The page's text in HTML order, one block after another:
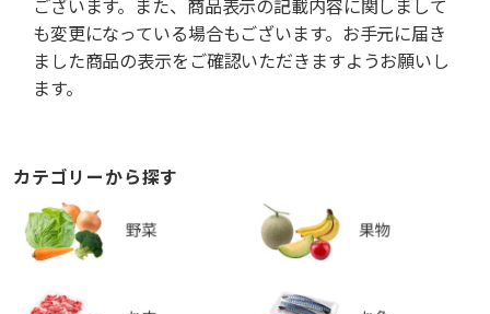
ございます。また、商品表示の記載内容に関しまして
も変更になっている場合もございます。お手元に届き
ました商品の表示をご確認いただきますようお願いし
ます。
カテゴリーから探す